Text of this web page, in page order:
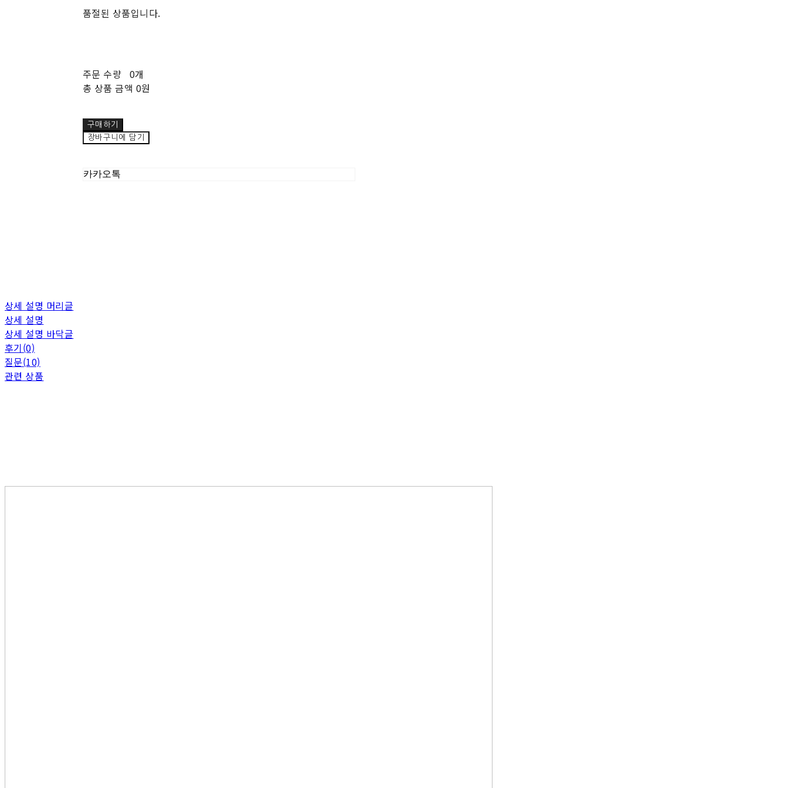
품절된 상품입니다.
주문 수량 0개
총 상품 금액 0원
구매하기
장바구니에 담기
카카오톡
상세 설명 머리글
상세 설명
상세 설명 바닥글
후기(0)
질문(10)
관련 상품